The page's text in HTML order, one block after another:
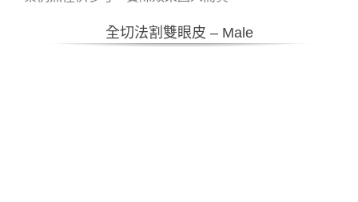
全切法割雙眼皮 – Male